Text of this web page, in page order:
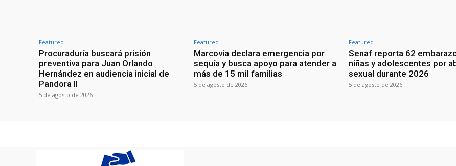
Featured
Procuraduría buscará prisión
preventiva para Juan Orlando
Hernández en audiencia inicial de
Pandora II
5 de agosto de 2026
Featured
Marcovia declara emergencia por
sequía y busca apoyo para atender a
más de 15 mil familias
5 de agosto de 2026
Featured
Senaf reporta 62
niñas y adolescentes por
sexual durante 2026
5 de agosto de 2026